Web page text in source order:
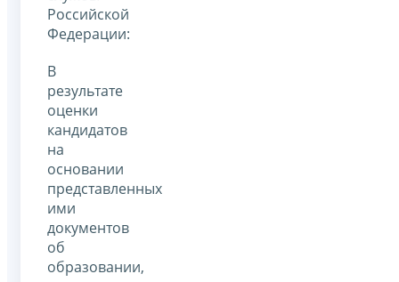
Российской
Федерации:
В
результате
оценки
кандидатов
на
основании
представленных
ими
документов
об
образовании,